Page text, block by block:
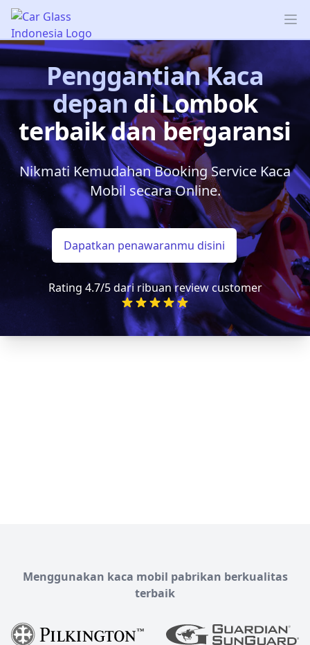
Car Glass Indonesia
Penggantian Kaca
depan di Lombok
terbaik dan bergaransi
Nikmati Kemudahan Booking Service Kaca
Mobil secara Online.
Dapatkan penawaranmu disini
Rating 4.7/5 dari ribuan review customer
Menggunakan kaca mobil pabrikan berkualitas
terbaik